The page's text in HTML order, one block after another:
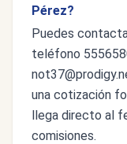
Pérez?
Puedes
teléfono
una cotización
llega directo al
comisiones.